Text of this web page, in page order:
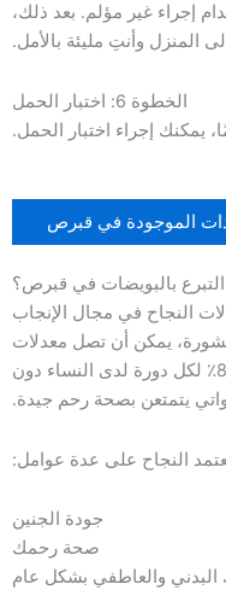
إجراء غير مؤلم. بعد ذلك،
المنزل وأنتِ مليئة بالأمل.
الخطوة 6: اختبار الحمل
الموجودة في قبرص
التبرع بالبويضات في قبرص؟
النجاح في مجال الإنجاب
يمكن أن تصل معدلات
نجاح التبرع بالبويضات في الخارج إلى 80٪ لكل دورة لدى النساء دون
النجاح على عدة عوامل:
جودة الجنين
صحة رحمك
البدني والعاطفي بشكل عام